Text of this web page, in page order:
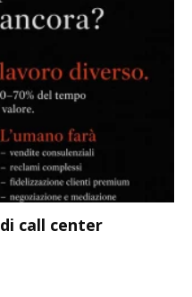
call center